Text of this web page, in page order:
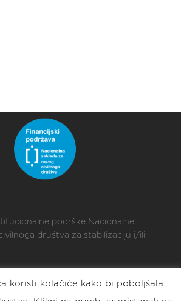
podrške Nacionalne
društva za stabilizaciju i/ili
koristi kolačiće kako bi poboljšala